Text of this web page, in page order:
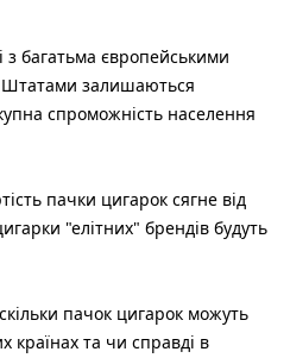
з багатьма європейськими
залишаються
спроможність населення
пачки цигарок сягне від
"елітних" брендів будуть
пачок цигарок можуть
країнах та чи справді в